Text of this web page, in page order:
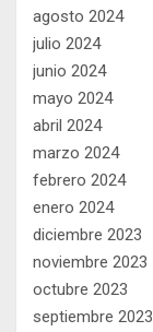
agosto 2024
julio 2024
junio 2024
mayo 2024
abril 2024
marzo 2024
febrero 2024
enero 2024
diciembre 2023
noviembre 2023
octubre 2023
septiembre 2023